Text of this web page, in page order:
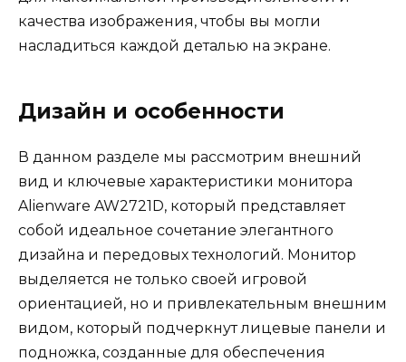
качества изображения, чтобы вы могли
насладиться каждой деталью на экране.
Дизайн и особенности
В данном разделе мы рассмотрим внешний
вид и ключевые характеристики монитора
Alienware AW2721D, который представляет
собой идеальное сочетание элегантного
дизайна и передовых технологий. Монитор
выделяется не только своей игровой
ориентацией, но и привлекательным внешним
видом, который подчеркнут лицевые панели и
подножка, созданные для обеспечения